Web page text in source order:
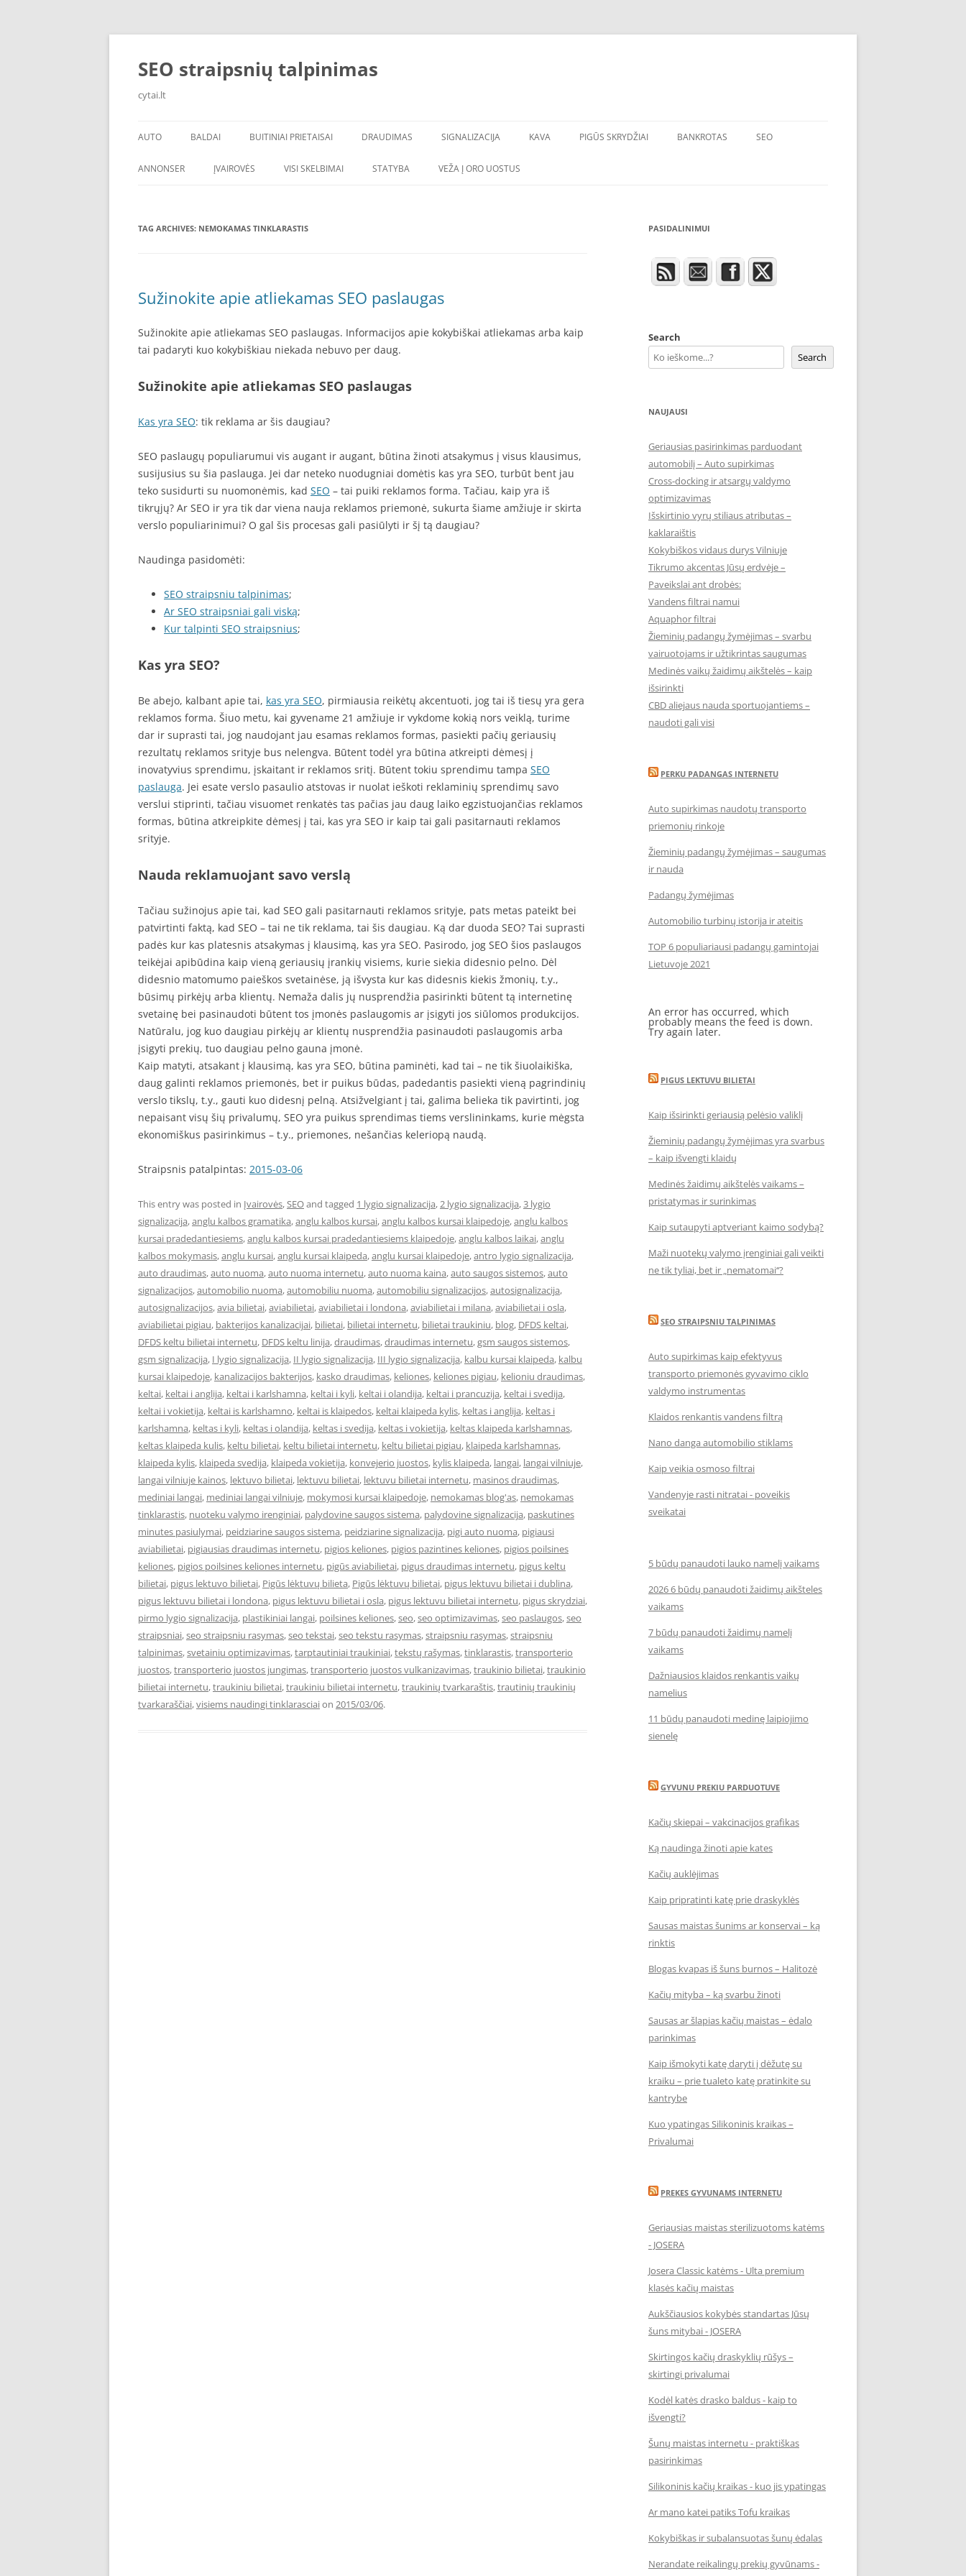
Skip
SEO straipsnių talpinimas
cytai.lt
AUTO
PADANGOS
BALDAI BUITINIAI PRIETAISAI DRAUDIMAS SIGNALIZACIJA KAVA PIGŪS SKRYDŽIAI BANKROTAS SEO
ANNONSER ĮVAIROVĖS VISI SKELBIMAI STATYBA VEŽA Į ORO UOSTUS
TAG ARCHIVES: NEMOKAMAS TINKLARASTIS
Sužinokite apie atliekamas SEO paslaugas
Sužinokite apie atliekamas SEO paslaugas. Informacijos apie kokybiškai atliekamas arba kaip
tai padaryti kuo kokybiškiau niekada nebuvo per daug.
Sužinokite apie atliekamas SEO paslaugas
Kas yra SEO: tik reklama ar šis daugiau?
SEO paslaugų populiarumui vis augant ir augant, būtina žinoti atsakymus į visus klausimus,
susijusius su šia paslauga. Jei dar neteko nuodugniai domėtis kas yra SEO, turbūt bent jau
teko susidurti su nuomonėmis, kad SEO – tai puiki reklamos forma. Tačiau, kaip yra iš
tikrųjų? Ar SEO ir yra tik dar viena nauja reklamos priemonė, sukurta šiame amžiuje ir skirta
verslo populiarinimui? O gal šis procesas gali pasiūlyti ir šį tą daugiau?
Naudinga pasidomėti:
SEO straipsniu talpinimas;
Ar SEO straipsniai gali viską;
Kur talpinti SEO straipsnius;
Kas yra SEO?
Be abejo, kalbant apie tai, kas yra SEO, pirmiausia reikėtų akcentuoti, jog tai iš tiesų yra gera
reklamos forma. Šiuo metu, kai gyvename 21 amžiuje ir vykdome kokią nors veiklą, turime
dar ir suprasti tai, jog naudojant jau esamas reklamos formas, pasiekti pačių geriausių
rezultatų reklamos srityje bus nelengva. Būtent todėl yra būtina atkreipti dėmesį į
inovatyvius sprendimu, įskaitant ir reklamos sritį. Būtent tokiu sprendimu tampa SEO
paslauga. Jei esate verslo pasaulio atstovas ir nuolat ieškoti reklaminių sprendimų savo
verslui stiprinti, tačiau visuomet renkatės tas pačias jau daug laiko egzistuojančias reklamos
formas, būtina atkreipkite dėmesį į tai, kas yra SEO ir kaip tai gali pasitarnauti reklamos
srityje.
Nauda reklamuojant savo verslą
Tačiau sužinojus apie tai, kad SEO gali pasitarnauti reklamos srityje, pats metas pateikt bei
patvirtinti faktą, kad SEO – tai ne tik reklama, tai šis daugiau. Ką dar duoda SEO? Tai suprasti
padės kur kas platesnis atsakymas į klausimą, kas yra SEO. Pasirodo, jog SEO šios paslaugos
teikėjai apibūdina kaip vieną geriausių įrankių visiems, kurie siekia didesnio pelno. Dėl
didesnio matomumo paieškos svetainėse, ją išvysta kur kas didesnis kiekis žmonių, t.y.,
būsimų pirkėjų arba klientų. Nemaža dalis jų nusprendžia pasirinkti būtent tą internetinę
svetainę bei pasinaudoti būtent tos įmonės paslaugomis ar įsigyti jos siūlomos produkcijos.
Natūralu, jog kuo daugiau pirkėjų ar klientų nusprendžia pasinaudoti paslaugomis arba
įsigyti prekių, tuo daugiau pelno gauna įmonė.
Kaip matyti, atsakant į klausimą, kas yra SEO, būtina paminėti, kad tai – ne tik šiuolaikiška,
daug galinti reklamos priemonės, bet ir puikus būdas, padedantis pasiekti vieną pagrindinių
verslo tikslų, t.y., gauti kuo didesnį pelną. Atsižvelgiant į tai, galima belieka tik pavirtinti, jog
nepaisant visų šių privalumų, SEO yra puikus sprendimas tiems verslininkams, kurie mėgsta
ekonomiškus pasirinkimus – t.y., priemones, nešančias keleriopą naudą.
Straipsnis patalpintas: 2015-03-06
This entry was posted in Įvairovės,SEOand tagged 1 lygio signalizacija,2 lygio signalizacija,3 lygio
signalizacija,anglu kalbos gramatika,anglu kalbos kursai,anglu kalbos kursai klaipedoje,anglu kalbos
kursai pradedantiesiems,anglu kalbos kursai pradedantiesiems klaipedoje,anglu kalbos laikai,anglu
kalbos mokymasis,anglu kursai,anglu kursai klaipeda,anglu kursai klaipedoje,antro lygio signalizacija,
auto draudimas,auto nuoma,auto nuoma internetu,auto nuoma kaina,auto saugos sistemos,auto
signalizacijos,automobilio nuoma,automobiliu nuoma,automobiliu signalizacijos,autosignalizacija,
autosignalizacijos,avia bilietai,aviabilietai,aviabilietai i londona,aviabilietai i milana,aviabilietai i osla,
aviabilietai pigiau, bakterijos kanalizacijai, bilietai, bilietai internetu, bilietai traukiniu, blog, DFDS keltai,
DFDS keltu bilietai internetu, DFDS keltu linija,draudimas,draudimas internetu,gsm saugos sistemos,
gsm signalizacija, I lygio signalizacija, II lygio signalizacija, III lygio signalizacija, kalbu kursai klaipeda, kalbu
kursai klaipedoje, kanalizacijos bakterijos, kasko draudimas, keliones, keliones pigiau, kelioniu draudimas,
keltai, keltai i anglija, keltai i karlshamna, keltai i kyli, keltai i olandija, keltai i prancuzija, keltai i svedija,
keltai i vokietija, keltai is karlshamno, keltai is klaipedos, keltai klaipeda kylis, keltas i anglija, keltas i
karlshamna, keltas i kyli, keltas i olandija, keltas i svedija, keltas i vokietija, keltas klaipeda karlshamnas,
keltas klaipeda kulis, keltu bilietai, keltu bilietai internetu, keltu bilietai pigiau, klaipeda karlshamnas,
klaipeda kylis, klaipeda svedija, klaipeda vokietija, konvejerio juostos, kylis klaipeda, langai, langai vilniuje,
langai vilniuje kainos, lektuvo bilietai, lektuvu bilietai, lektuvu bilietai internetu, masinos draudimas,
mediniai langai, mediniai langai vilniuje, mokymosi kursai klaipedoje, nemokamas blog'as, nemokamas
tinklarastis, nuoteku valymo irenginiai, palydovine saugos sistema, palydovine signalizacija, paskutines
minutes pasiulymai, peidziarine saugos sistema, peidziarine signalizacija, pigi auto nuoma, pigiausi
aviabilietai, pigiausias draudimas internetu, pigios keliones, pigios pazintines keliones, pigios poilsines
keliones, pigios poilsines keliones internetu, pigūs aviabilietai, pigus draudimas internetu, pigus keltu
bilietai, pigus lektuvo bilietai, Pigūs lėktuvų bilieta, Pigūs lėktuvų bilietai, pigus lektuvu bilietai i dublina,
pigus lektuvu bilietai i londona, pigus lektuvu bilietai i osla, pigus lektuvu bilietai internetu, pigus skrydziai,
pirmo lygio signalizacija, plastikiniai langai, poilsines keliones,seo,seo optimizavimas,seo paslaugos,seo
straipsniai,seo straipsniu rasymas,seo tekstai,seo tekstu rasymas,straipsniu rasymas,straipsniu
talpinimas,svetainiu optimizavimas,tarptautiniai traukiniai,tekstų rašymas,tinklarastis,transporterio
juostos,transporterio juostos jungimas,transporterio juostos vulkanizavimas,traukinio bilietai,traukinio
bilietai internetu,traukiniu bilietai,traukiniu bilietai internetu,traukinių tvarkaraštis,trautinių traukinių
tvarkaraščiai,visiems naudingi tinklarasciaion 2015/03/06.
PASIDALINIMUI
Search
Search
NAUJAUSI
Geriausias pasirinkimas parduodant
automobilį – Auto supirkimas
Cross-docking ir atsargų valdymo
optimizavimas
Išskirtinio vyrų stiliaus atributas –
kaklaraištis
Kokybiškos vidaus durys Vilniuje
Tikrumo akcentas Jūsų erdvėje –
Paveikslai ant drobės:
Vandens filtrai namui
Aquaphor filtrai
Žieminių padangų žymėjimas – svarbu
vairuotojams ir užtikrintas saugumas
Medinės vaikų žaidimų aikštelės – kaip
išsirinkti
CBD aliejaus nauda sportuojantiems –
naudoti gali visi
PERKU PADANGAS INTERNETU
Auto supirkimas naudotų transporto
priemonių rinkoje
Žieminių padangų žymėjimas – saugumas
ir nauda
Padangų žymėjimas
Automobilio turbinų istorija ir ateitis
TOP 6 populiariausi padangų gamintojai
Lietuvoje 2021
An error has occurred, which
probably means the feed is down.
Try again later.
PIGUS LEKTUVU BILIETAI
Kaip išsirinkti geriausią pelėsio valiklį
Žieminių padangų žymėjimas yra svarbus
– kaip išvengti klaidų
Medinės žaidimų aikštelės vaikams –
pristatymas ir surinkimas
Kaip sutaupyti aptveriant kaimo sodybą?
Maži nuotekų valymo įrenginiai gali veikti
ne tik tyliai, bet ir „nematomai‘‘?
SEO STRAIPSNIU TALPINIMAS
Auto supirkimas kaip efektyvus
transporto priemonės gyvavimo ciklo
valdymo instrumentas
Klaidos renkantis vandens filtrą
Nano danga automobilio stiklams
Kaip veikia osmoso filtrai
Vandenyje rasti nitratai - poveikis
sveikatai
5 būdų panaudoti lauko namelį vaikams
2026 6 būdų panaudoti žaidimų aikšteles
vaikams
7 būdų panaudoti žaidimų namelį
vaikams
Dažniausios klaidos renkantis vaikų
namelius
11 būdų panaudoti medinę laipiojimo
sienelę
GYVUNU PREKIU PARDUOTUVE
Kačių skiepai – vakcinacijos grafikas
Ką naudinga žinoti apie kates
Kačių auklėjimas
Kaip pripratinti katę prie draskyklės
Sausas maistas šunims ar konservai – ką
rinktis
Blogas kvapas iš šuns burnos – Halitozė
Kačių mityba – ką svarbu žinoti
Sausas ar šlapias kačių maistas – ėdalo
parinkimas
Kaip išmokyti katę daryti į dėžutę su
kraiku – prie tualeto katę pratinkite su
kantrybe
Kuo ypatingas Silikoninis kraikas –
Privalumai
PREKES GYVUNAMS INTERNETU
Geriausias maistas sterilizuotoms katėms
- JOSERA
Josera Classic katėms - Ulta premium
klasės kačių maistas
Aukščiausios kokybės standartas Jūsų
šuns mitybai - JOSERA
Skirtingos kačių draskyklių rūšys –
skirtingi privalumai
Kodėl katės drasko baldus - kaip to
išvengti?
Šunų maistas internetu - praktiškas
pasirinkimas
Silikoninis kačių kraikas - kuo jis ypatingas
Ar mano katei patiks Tofu kraikas
Kokybiškas ir subalansuotas šunų ėdalas
Nerandate reikalingų prekių gyvūnams -